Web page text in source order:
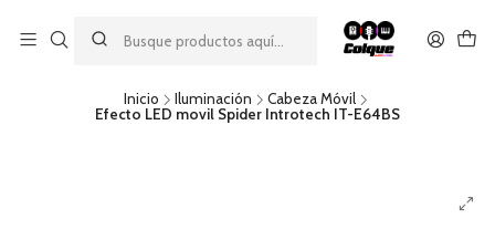
descuento por pago con transferencia bancaria
por una compra mínima de $49.990. Este descuento no es
acumulable a otras promociones ni aplicable a gastos de envío.
Inicio Iluminación
Cabeza Móvil
Efecto LED movil Spider Introtech IT-E64BS